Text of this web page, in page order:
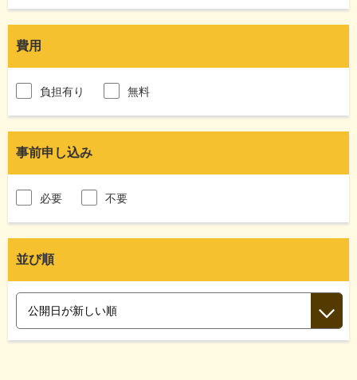
費用
負担有り 無料
事前申し込み
必要 不要
並び順